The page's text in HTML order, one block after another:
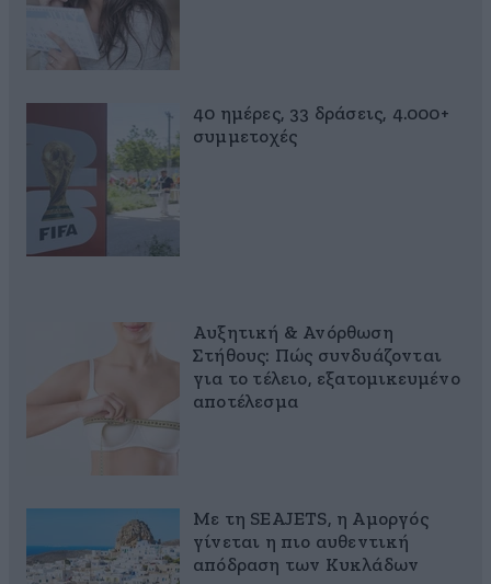
40 ημέρες, 33 δράσεις, 4.000+
συμμετοχές
Αυξητική & Ανόρθωση
Στήθους: Πώς συνδυάζονται
για το τέλειο, εξατομικευμένο
αποτέλεσμα
Με τη SEAJETS, η Αμοργός
γίνεται η πιο αυθεντική
απόδραση των Κυκλάδων